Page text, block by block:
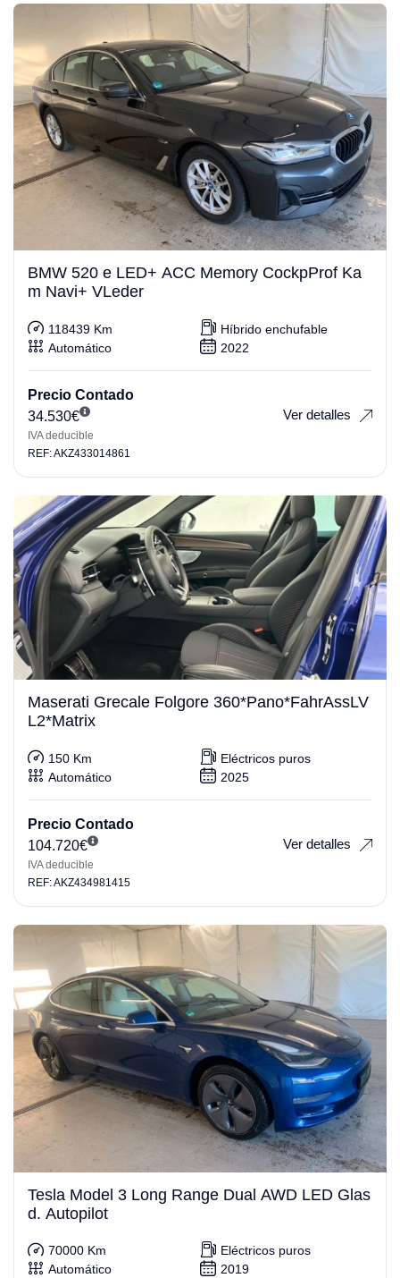
BMW 520 e LED+ ACC Memory CockpProf Ka
m Navi+ VLeder
118439 Km
Híbrido enchufable
Automático
2022
Precio Contado
34.530€
IVA deducible
Ver detalles
REF: AKZ433014861
Maserati Grecale Folgore 360*Pano*FahrAssLV
L2*Matrix
150 Km
Eléctricos puros
Automático
2025
Precio Contado
104.720€
IVA deducible
Ver detalles
REF: AKZ434981415
Tesla Model 3 Long Range Dual AWD LED Glas
d. Autopilot
70000 Km
Eléctricos puros
Automático
2019